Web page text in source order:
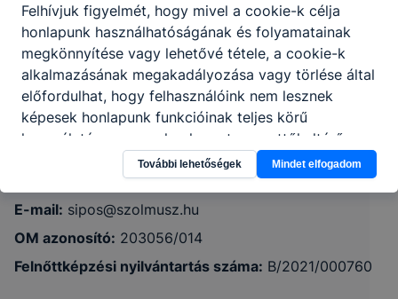
Szolnoki SZC Sipos Orbán Szakképző
Iskola és Kollégium
5000 Szolnok, Gyermekváros út 1.
CLASSROOM KRÉTA
+36-56-522-013
E-mail: sipos@szolmusz.hu
OM azonosító: 203056/014
Felnőttképzési nyilvántartás száma: B/2021/000760
Felhívjuk figyelmét, hogy mivel a cookie-k célja
honlapunk használhatóságának és folyamatainak
megkönnyítése vagy lehetővé tétele, a cookie-k
alkalmazásának megakadályozása vagy törlése által
előfordulhat, hogy felhasználóink nem lesznek
képesek honlapunk funkcióinak teljes körű
használatára, vagy a honlap a tervezettől eltérően
fog működni böngészőjében.
További lehetőségek Mindet elfogadom